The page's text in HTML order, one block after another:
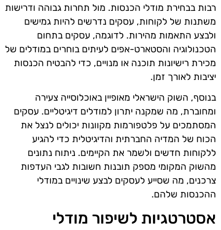
רבות בבחירת מודלי הכנסות. מול תחרות גבוהה ודרישות
משתנות של לקוחות, עסקים נדרשים להיות גמישים
ולבצע התאמות מהירות. לדוגמה, עסקים בתחום
הטכנולוגיה והסטארט-אפים לעיתים בוחרים במודלים של
מכירת רישיונות תוכנה או מנויים, כדי להבטיח הכנסות
יציבות לאורך זמן.
בנוסף, השוק הישראלי מאופיין באוכלוסייה צעירה
ומחוברת, מה שמקנה יתרון למודלים דיגיטליים. עסקים
המסתמכים על פלטפורמות מקוונות יכולים לנצל את
הכוח של המדיה החברתית והדיגיטלית כדי להגיע
ללקוחות חדשים ולשמר את הקיימים. ניתוח נתונים
מהשוק המקומי מספק תובנות חשובות לגבי העדפות
צרכנים, מה שסייע לעסקים לבצע שינויים במודלי
ההכנסות שלהם.
אסטרטגיות לשיפור מודלי